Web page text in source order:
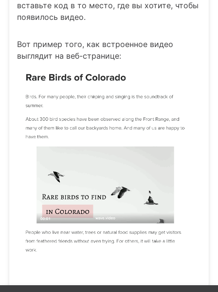
вставьте код в то место, где вы хотите, чтобы
появилось видео.
Вот пример того, как встроенное видео
выглядит на веб-странице: